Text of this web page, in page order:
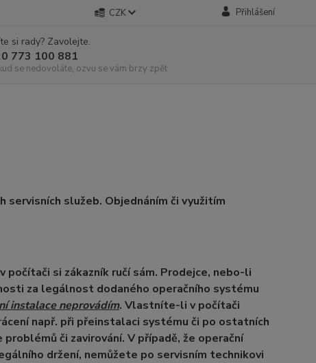
CZK Přihlášení
si rady? Zavolejte.
773 100 881
se nedovoláte, ozvu se vám brzy zpět
služeb. Objednáním či využitím
si zákazník ručí sám. Prodejce, nebo-li
za legálnost dodaného operačního systému
instalace neprovádím. Vlastníte-li v počítači
např. při přeinstalaci systému či po ostatních
či zavirování. V případě, že operační
držení, nemůžete po servisním technikovi